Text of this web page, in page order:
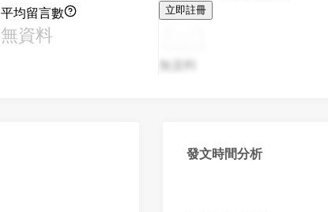
平均留言數
無資料
立即註冊
無資料
發文時間分析